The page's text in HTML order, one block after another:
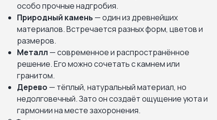
особо прочные надгробия.
Природный камень — один из древнейших
материалов. Встречается разных форм, цветов и
размеров.
Металл — современное и распространённое
решение. Его можно сочетать с камнем или
гранитом.
Дерево — тёплый, натуральный материал, но
недолговечный. Зато он создаёт ощущение уюта и
гармонии на месте захоронения.